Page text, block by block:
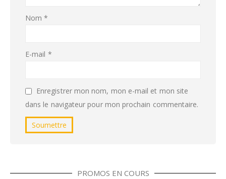
Nom*
E-mail *
Enregistrer mon nom, mon e-mail et mon site
dans le navigateur pour mon prochain commentaire.
PROMOS EN COURS